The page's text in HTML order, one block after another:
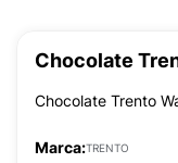
Chocolate
Chocolate Trento
Marca:TRENTO